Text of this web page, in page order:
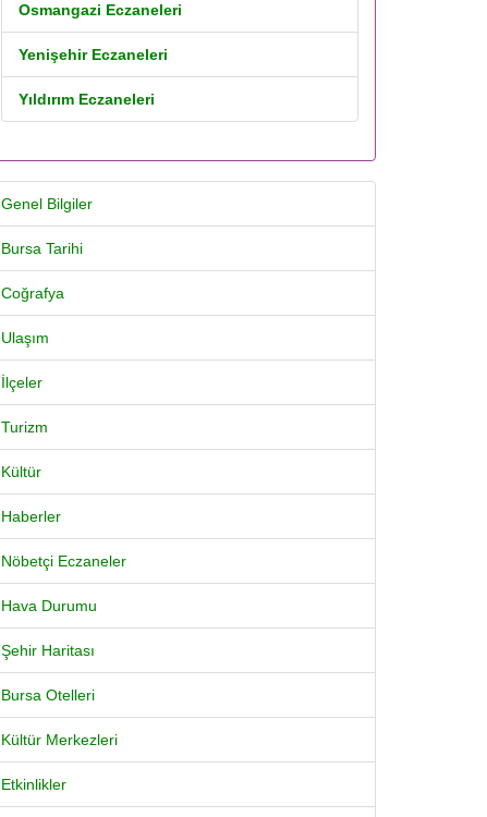
Osmangazi Eczaneleri
Yenişehir Eczaneleri
Yıldırım Eczaneleri
Genel Bilgiler
Bursa Tarihi
Coğrafya
Ulaşım
İlçeler
Turizm
Kültür
Haberler
Nöbetçi Eczaneler
Hava Durumu
Şehir Haritası
Bursa Otelleri
Kültür Merkezleri
Etkinlikler